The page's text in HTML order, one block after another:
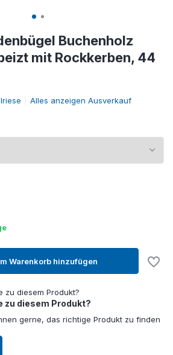
Buchenholz
mit Rockkerben, 44
Alles anzeigen Ausverkauf
Warenkorb hinzufügen
zu diesem Produkt?
gerne, das richtige Produkt zu finden